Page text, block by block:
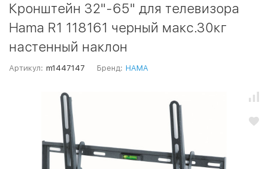
Кронштейн 32"-65" для телевизора
Hama R1 118161 черный макс.30кг
настенный наклон
Артикул: m1447147 Бренд: HAMA